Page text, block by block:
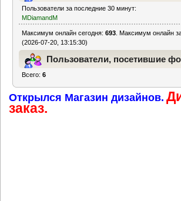
Пользователи за последние 30 минут:
MDiamandM
Максимум онлайн сегодня:693 . Максимум онлайн
(2026-07-20, 13:15:30)
Пользователи, посетившие
Всего:6
Открылся Магазин дизайнов.
заказ.